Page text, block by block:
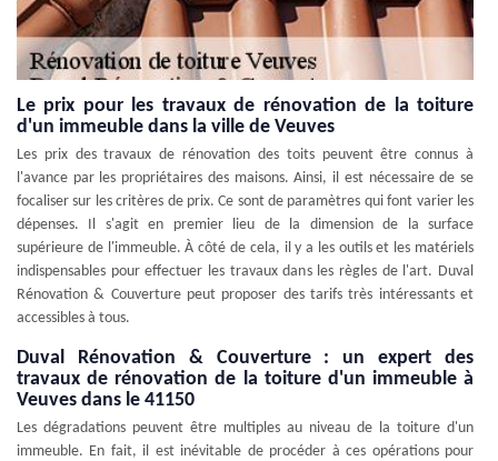
Le prix pour les travaux de rénovation de la toiture
d'un immeuble dans la ville de Veuves
Les prix des travaux de rénovation des toits peuvent être connus à
l'avance par les propriétaires des maisons. Ainsi, il est nécessaire de se
focaliser sur les critères de prix. Ce sont de paramètres qui font varier les
dépenses. Il s'agit en premier lieu de la dimension de la surface
supérieure de l'immeuble. À côté de cela, il y a les outils et les matériels
indispensables pour effectuer les travaux dans les règles de l'art. Duval
Rénovation & Couverture peut proposer des tarifs très intéressants et
accessibles à tous.
Duval Rénovation & Couverture : un expert des
travaux de rénovation de la toiture d'un immeuble à
Veuves dans le 41150
Les dégradations peuvent être multiples au niveau de la toiture d'un
immeuble. En fait, il est inévitable de procéder à ces opérations pour